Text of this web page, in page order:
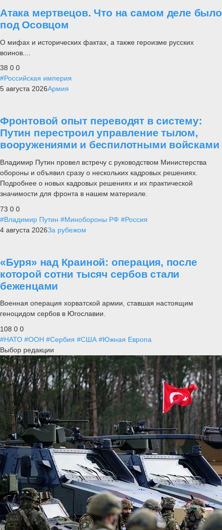
Атака мертвецов. Что на самом деле было
под Осовцом
О мифах и исторических фактах, а также героизме русских
воинов....
38 0 0
#Российская империя
5 августа 2026Армия
Фронтовой опыт переводят в систему:
Путин перестроил управление тылом,
вооружениями и беспилотными войсками
Владимир Путин провел встречу с руководством Министерства
обороны и объявил сразу о нескольких кадровых решениях.
Подробнее о новых кадровых решениях и их практической
значимости для фронта в нашем материале.
73 0 0
#Владимир Путин #Минобороны РФ #Россия
4 августа 2026За рубежом
«Буря» над Краиной: операция, после
которой сотни тысяч сербов стали
беженцами
Военная операция хорватской армии, ставшая настоящим
геноцидом сербов в Югославии.
108 0 0
#НАТО #ООН #Сербия #США #Южная Европа
Выбор редакции